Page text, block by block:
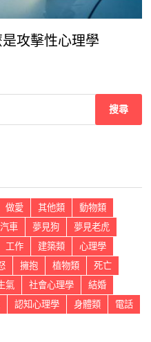
攻擊性心理學
做愛 其他類
動物類
車 夢見狗
夢見老虎
工作 建築類
心理學
擁抱 植物類
死亡
氣 社會心理學
結婚
認知心理學 身體類
電話